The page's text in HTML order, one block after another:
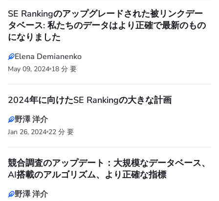
SE Rankingのアップグレードされた被リンクデー
タベース: 私たちのデータはより正確で最新のもの
になりました
Elena Demianenko
May 09, 2024 18 分 要
2024年に向けたSE Rankingの大きな計画
野澤 洋介
Jan 26, 2024 22 分 要
競合調査のアップデート：大規模なデータベース、
AI搭載のアルゴリズム、より正確な指標
野澤 洋介